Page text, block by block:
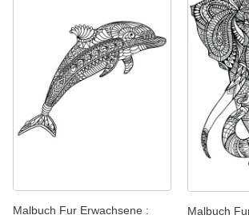
Malbuch Fur Erwachsene :
Malbuch